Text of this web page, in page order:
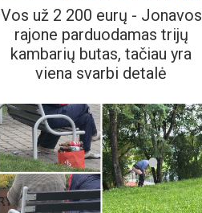
Vos už 2 200 eurų - Jonavos
rajone parduodamas trijų
kambarių butas, tačiau yra
viena svarbi detalė